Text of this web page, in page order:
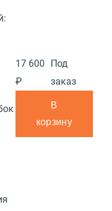
17 600
₽
Под
заказ
В
корзину